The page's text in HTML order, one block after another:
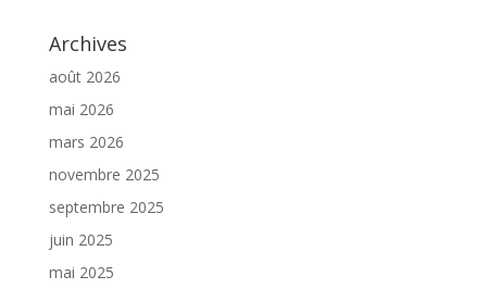
Archives
août 2026
mai 2026
mars 2026
novembre 2025
septembre 2025
juin 2025
mai 2025